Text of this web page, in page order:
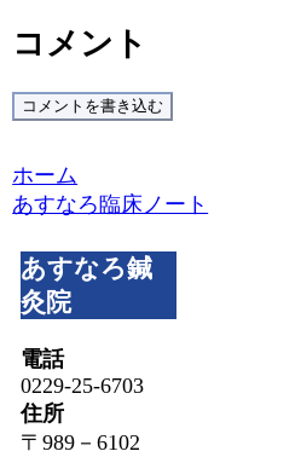
コメント
コメントを書き込む
ホーム
あすなろ臨床ノート
あすなろ鍼
灸院
電話
0229-25-6703
住所
〒989－6102